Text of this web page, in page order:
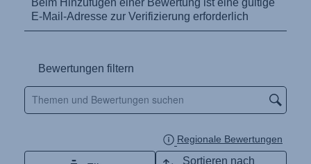
Használati útmutató (Magyar nyelv)
Lietošanas instrukcija (Latviešu valoda)
Instrucţiuni de utilizare (Limba română)
Navodila za uporabo (Slovenščina)